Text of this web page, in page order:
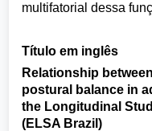
multifatorial dessa
Título em inglês
Relationship
postural balance in
the Longitudinal
(ELSA Brazil)